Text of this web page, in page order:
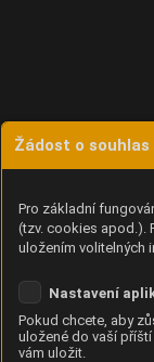
Žádost o
Pro základní
(tzv. cookies apod.).
uložením volitelných
Nastavení
Pokud chcete, aby
uložené do vaší
vám uložit.